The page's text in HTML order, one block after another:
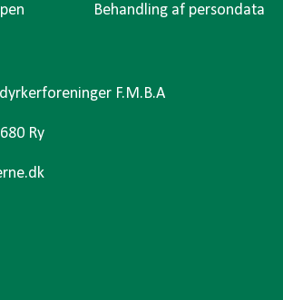
Behandling af persondata
F.M.B.A
Ry